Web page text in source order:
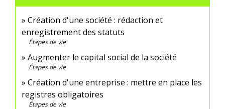
Création d'une société : rédaction et
enregistrement des statuts
Étapes de vie
Augmenter le capital social de la société
Étapes de vie
Création d'une entreprise : mettre en place les
registres obligatoires
Étapes de vie